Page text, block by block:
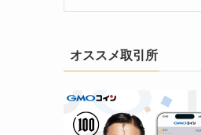
オススメ取引所